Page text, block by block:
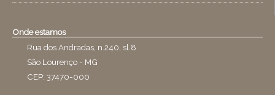
Onde estamos
Rua dos Andradas, n.240, sl.8
São Lourenço - MG
CEP: 37470-000